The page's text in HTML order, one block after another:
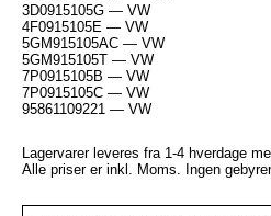
3D0915105G — VW
4F0915105E — VW
5GM915105AC — VW
5GM915105T — VW
7P0915105B — VW
7P0915105C — VW
95861109221 — VW
Lagervarer leveres fra 1-4 hverdage
Alle priser er inkl. Moms. Ingen